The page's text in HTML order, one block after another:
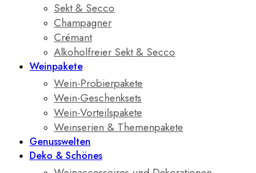
Sekt & Secco
Champagner
Crémant
Alkoholfreier Sekt & Secco
Weinpakete
Wein-Probierpakete
Wein-Geschenksets
Wein-Vorteilspakete
Weinserien & Themenpakete
Genusswelten
Deko & Schönes